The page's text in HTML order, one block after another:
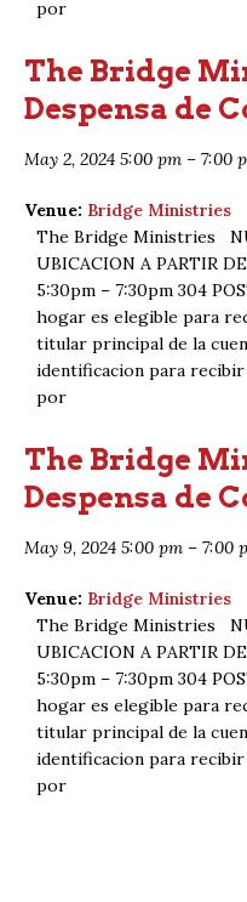
por
The Bridge
Despensa de
May 2, 2024 5:00 pm – 7:00
Venue: Bridge Ministries
The Bridge Ministries
UBICACION A PARTIR
5:30pm – 7:30pm 304
hogar es elegible para
titular principal de la
identificacion para recibir
por
The Bridge
Despensa de
May 9, 2024 5:00 pm – 7:00
Venue: Bridge Ministries
The Bridge Ministries
UBICACION A PARTIR
5:30pm – 7:30pm 304
hogar es elegible para
titular principal de la
identificacion para recibir
por